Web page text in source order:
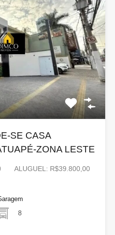
SE CASA
ZONA LESTE
ALUGUEL: R$39.800,00
8